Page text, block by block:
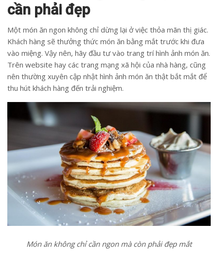
cần phải đẹp
Một món ăn ngon không chỉ dừng lại ở việc thỏa mãn thị giác.
Khách hàng sẽ thưởng thức món ăn bằng mắt trước khi đưa
vào miệng. Vậy nên, hãy đầu tư vào trang trí hình ảnh món ăn.
Trên website hay các trang mạng xã hội của nhà hàng, cũng
nên thường xuyên cập nhật hình ảnh món ăn thật bắt mắt để
thu hút khách hàng đến trải nghiệm.
Món ăn không chỉ cần ngon mà còn phải đẹp mắt